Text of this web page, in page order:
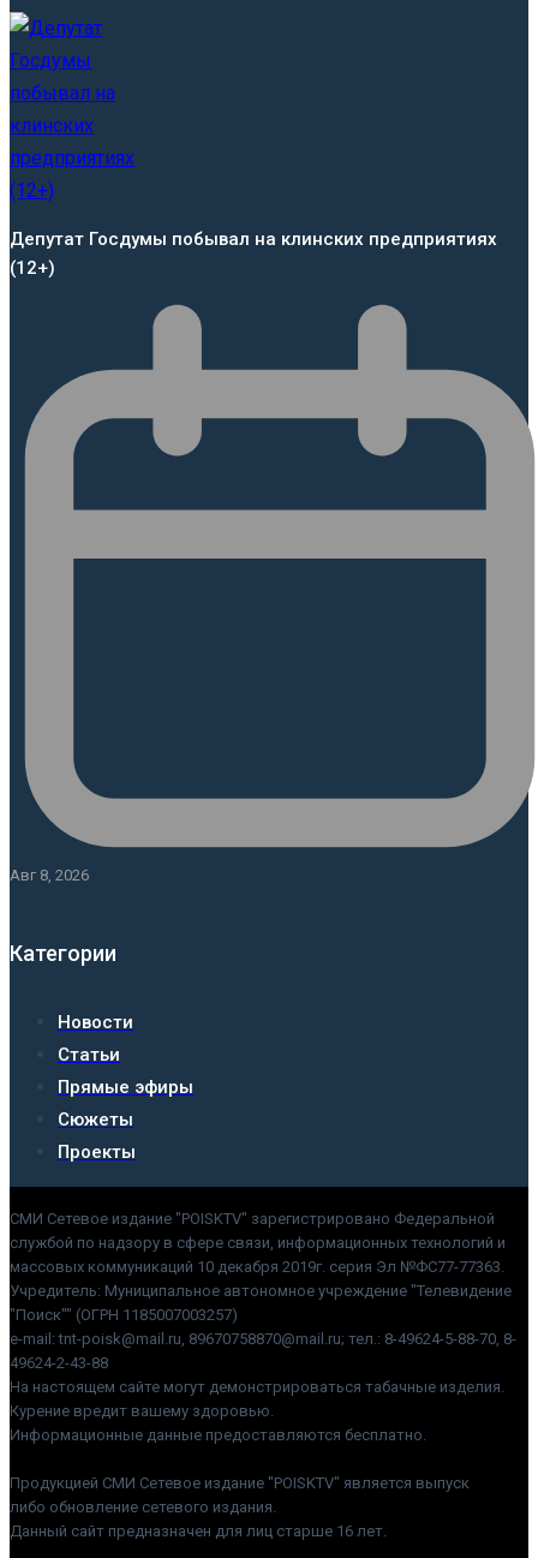
Депутат Госдумы побывал на клинских предприятиях
(12+)
Авг 8, 2026
Категории
Новости
Статьи
Прямые эфиры
Сюжеты
Проекты
СМИ Сетевое издание "POISKTV" зарегистрировано Федеральной
службой по надзору в сфере связи, информационных технологий и
массовых коммуникаций 10 декабря 2019г. серия Эл №ФС77-77363.
Учредитель: Муниципальное автономное учреждение "Телевидение
"Поиск"" (ОГРН 1185007003257)
e-mail: tnt-poisk@mail.ru, 89670758870@mail.ru; тел.: 8-49624-5-88-70, 8-
49624-2-43-88
На настоящем сайте могут демонстрироваться табачные изделия.
Курение вредит вашему здоровью.
Информационные данные предоставляются бесплатно.
Продукцией СМИ Сетевое издание "POISKTV" является выпуск
либо обновление сетевого издания.
Данный сайт предназначен для лиц старше 16 лет.